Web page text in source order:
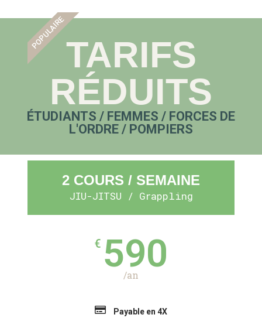
POPULAIRE
TARIFS
RÉDUITS
ÉTUDIANTS / FEMMES / FORCES DE
L'ORDRE / POMPIERS
2 COURS / SEMAINE
JIU-JITSU / Grappling
€ 590
/an
Payable en 4X